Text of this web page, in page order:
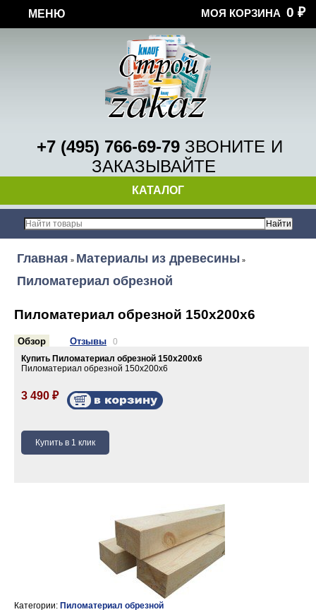
МЕНЮ
+7 (495) 766-69-79ЗВОНИТЕ И
ЗАКАЗЫВАЙТЕ
МОЯ КОРЗИНА 0 ₽
КАТАЛОГ
Главная » Материалы из древесины »
Пиломатериал обрезной
Пиломатериал обрезной 150х200х6
Обзор Отзывы
0
Купить Пиломатериал обрезной 150х200х6
Пиломатериал обрезной 150х200х6
3 490 ₽
Категории: Пиломатериал обрезной